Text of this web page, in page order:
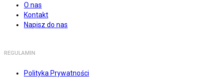
O nas
Kontakt
Napisz do nas
REGULAMIN
Polityka Prywatności